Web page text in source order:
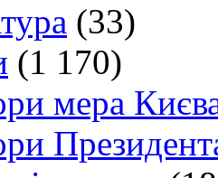
(33)
(1 170)
мера